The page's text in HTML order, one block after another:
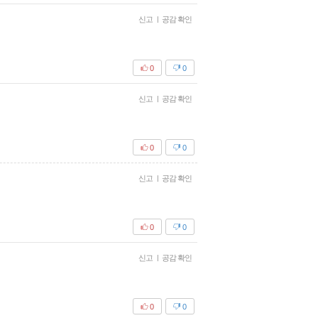
신고 | 공감 확인
0
0
신고 | 공감 확인
0
0
신고 | 공감 확인
0
0
신고 | 공감 확인
0
0